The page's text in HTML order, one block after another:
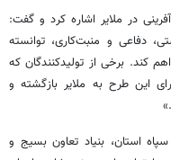
در ملایر اشاره کرد و گفت:
دفاعی و منبت‌کاری، توانسته
و غیرمستقیم برای ۱۳۰ نفر فراهم کند. برخی از تولیدکنندگان که
این طرح به ملایر بازگشته و
استان، بنیاد تعاون بسیج و